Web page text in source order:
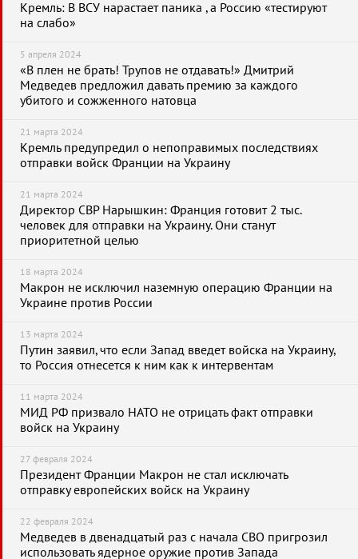
Кремль: В ВСУ нарастает паника , а Россию «тестируют
на слабо»
5 апреля 2024
«В плен не брать! Трупов не отдавать!» Дмитрий
Медведев предложил давать премию за каждого
убитого и сожженного натовца
21 марта 2024
Кремль предупредил о непоправимых последствиях
отправки войск Франции на Украину
21 марта 2024
Директор СВР Нарышкин: Франция готовит 2 тыс.
человек для отправки на Украину. Они станут
приоритетной целью
18 марта 2024
Макрон не исключил наземную операцию Франции на
Украине против России
13 марта 2024
Путин заявил, что если Запад введет войска на Украину,
то Россия отнесется к ним как к интервентам
11 марта 2024
МИД РФ призвало НАТО не отрицать факт отправки
войск на Украину
27 февраля 2024
Президент Франции Макрон не стал исключать
отправку европейских войск на Украину
22 февраля 2024
Медведев в двенадцатый раз с начала СВО пригрозил
использовать ядерное оружие против Запада